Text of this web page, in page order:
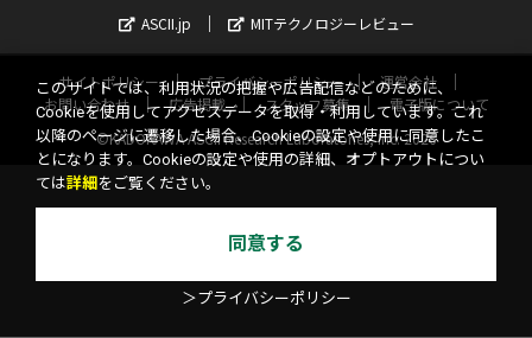
ASCII.jp
MITテクノロジーレビュー
サイトポリシー プライバシーポリシー
運営会社
お問い合わせ
広告掲載 スタッフ募集
電子版について
©KADOKAWA ASCII Research Laboratories, Inc. 2026
このサイトでは、利用状況の把握や広告配信などのために、
Cookieを使用してアクセスデータを取得・利用しています。これ
以降のページに遷移した場合、Cookieの設定や使用に同意したこ
とになります。Cookieの設定や使用の詳細、オプトアウトについ
ては詳細 をご覧ください。
同意する
＞プライバシーポリシー